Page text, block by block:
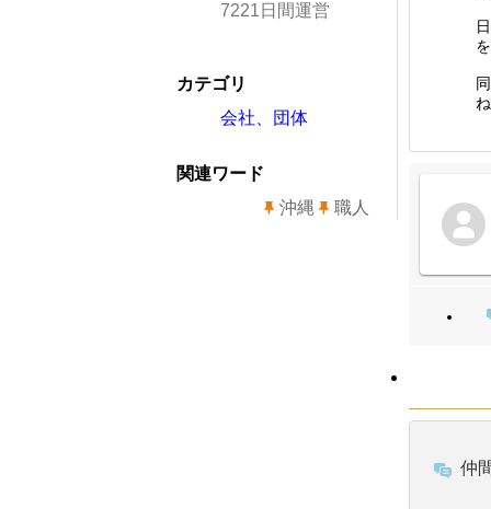
仲
7221日間運営
カテゴリ
会社、団体
関連ワード
沖縄
職人